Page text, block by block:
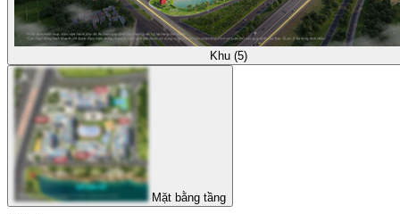
Khu (5)
Mặt bằng tầng